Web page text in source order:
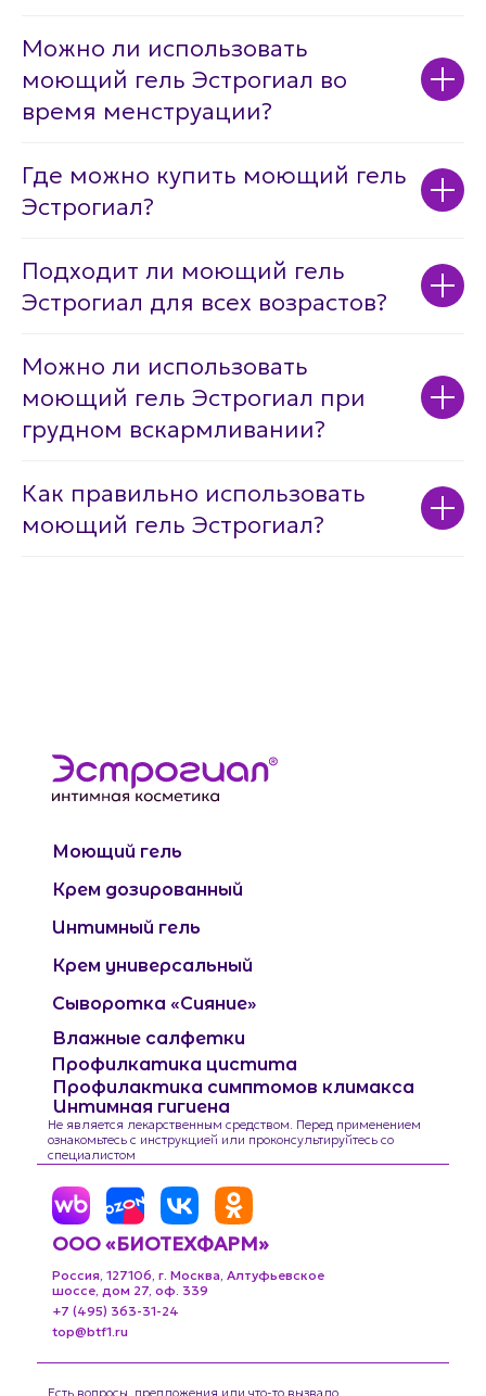
Можно ли использовать
моющий гель Эстрогиал во
время менструации?
Где можно купить моющий гель
Эстрогиал?
Подходит ли моющий гель
Эстрогиал для всех возрастов?
Можно ли использовать
моющий гель Эстрогиал при
грудном вскармливании?
Как правильно использовать
моющий гель Эстрогиал?
Моющий гель
Крем дозированный
Интимный гель
Влажные салфетки
Профилкатика цистита
Профилактика симптомов климакса
Интимная гигиена
Крем универсальный
Сыворотка «Сияние»
Не является лекарственным средством. Перед применением
ознакомьтесь с инструкцией или проконсультируйтесь со
специалистом
Есть вопросы, предложения или что-то вызвало
Россия, 127106, г. Москва, Алтуфьевское
шоссе, дом 27, оф. 339
+7 (495) 363-31-24
top@btf1.ru
ООО «БИОТЕХФАРМ»